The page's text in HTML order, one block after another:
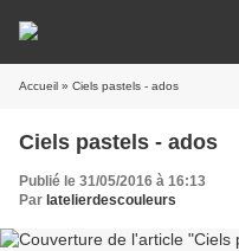
Accueil » Ciels pastels - ados
Ciels pastels - ados
Publié le 31/05/2016 à 16:13
Par latelierdescouleurs